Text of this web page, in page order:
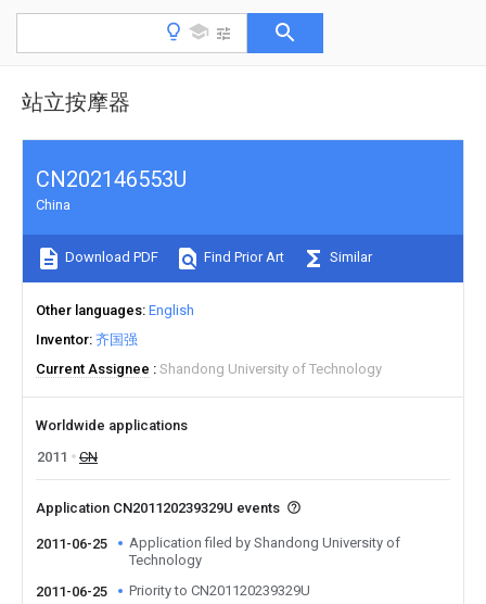
站立按摩器
CN202146553U
China
Download PDF Find Prior Art Similar
Other languages English
Inventor 齐国强
Current Assignee
Shandong University of Technology
Worldwide applications
2011
CN
Application CN201120239329U events
2011-06-25
Application filed by Shandong University of
Technology
2011-06-25
Priority to CN201120239329U